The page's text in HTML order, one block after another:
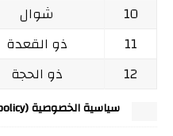
10
شوال
11
ذو القعدة
12
ذو الحجة
سياسية الخصوصية (Privacy policy)